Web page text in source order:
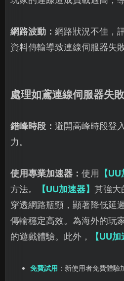
網路波動： 網路狀況不佳，
資料傳輸導致連線伺服器失敗
處理如鳶連線伺服器失
錯峰時段： 避開高峰時段登
力。
使用專業加速器： 使用 【
方法。
【UU加速器】 其強大
穿透網路瓶頸，顯著降低延
傳輸穩定高效。為海外的玩
的遊戲體驗。此外，
【UU加
免費試用 ：新使用者免費體驗